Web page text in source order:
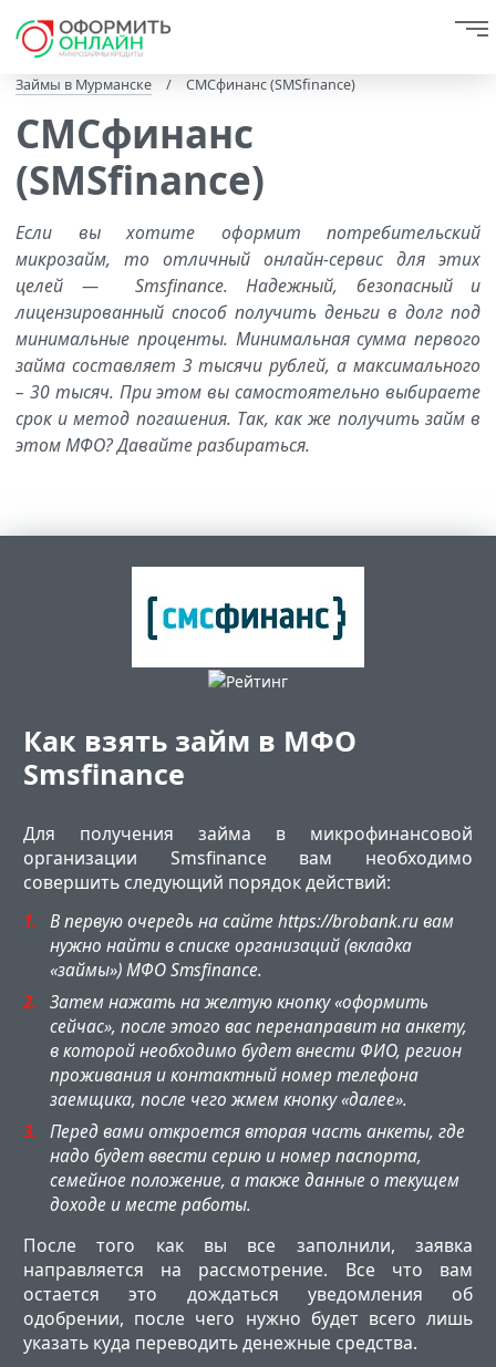
Займы в Мурманске / СМСфинанс (SMSfinance)
СМСфинанс
(SMSfinance)
Если вы хотите оформит потребительский
микрозайм, то отличный онлайн-сервис для этих
целей — Smsfinance. Надежный, безопасный и
лицензированный способ получить деньги в долг под
минимальные проценты. Минимальная сумма первого
займа составляет 3 тысячи рублей, а максимального
– 30 тысяч. При этом вы самостоятельно выбираете
срок и метод погашения. Так, как же получить займ в
этом МФО? Давайте разбираться.
Как взять займ в МФО
Smsfinance
Для получения займа в микрофинансовой
организации Smsfinance вам необходимо
совершить следующий порядок действий:
В первую очередь на сайте https://brobank.ru вам
нужно найти в списке организаций (вкладка
«займы») МФО Smsfinance.
Затем нажать на желтую кнопку «оформить
сейчас», после этого вас перенаправит на анкету,
в которой необходимо будет внести ФИО, регион
проживания и контактный номер телефона
заемщика, после чего жмем кнопку «далее».
Перед вами откроется вторая часть анкеты, где
надо будет ввести серию и номер паспорта,
семейное положение, а также данные о текущем
доходе и месте работы.
После того как вы все заполнили, заявка
направляется на рассмотрение. Все что вам
остается это дождаться уведомления об
одобрении, после чего нужно будет всего лишь
указать куда переводить денежные средства.